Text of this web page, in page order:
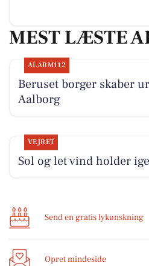
MEST LÆSTE
ALARM112
Beruset borger skaber
Aalborg
VEJRET
Sol og let vind holder
Send en gratis lykønskning
Opret mindeside